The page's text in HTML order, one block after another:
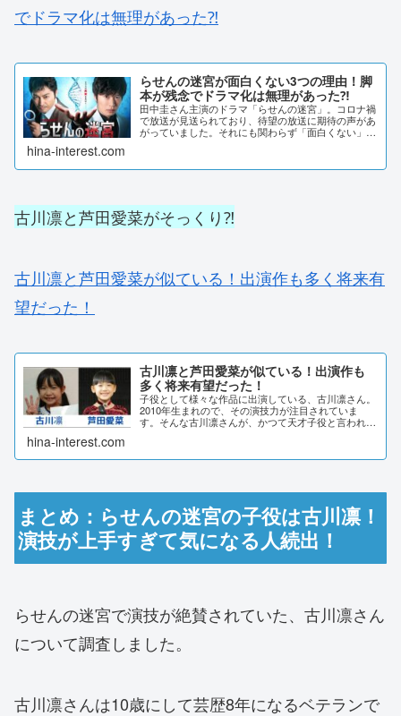
でドラマ化は無理があった⁈
らせんの迷宮が面白くない3つの理由！脚
本が残念でドラマ化は無理があった⁈
田中圭さん主演のドラマ「らせんの迷宮」。コロナ禍
で放送が見送られており、待望の放送に期待の声があ
がっていました。それにも関わらず「面白くない」と
hina-interest.com
古川凛と芦田愛菜がそっくり⁈
古川凛と芦田愛菜が似ている！出演作も多く将来有
望だった！
古川凛と芦田愛菜が似ている！出演作も
多く将来有望だった！
子役として様々な作品に出演している、古川凛さん。
2010年生まれので、その演技力が注目されていま
す。そんな古川凛さんが、かつて天才子役と言われた
古...
hina-interest.com
まとめ：らせんの迷宮の子役は古川凛！
演技が上手すぎて気になる人続出！
らせんの迷宮で演技が絶賛されていた、古川凛さん
について調査しました。
古川凛さんは10歳にして芸歴8年になるベテランで